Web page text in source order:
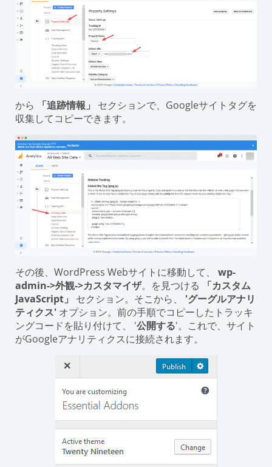
から 「追跡情報」
セクションで、Googleサイトタグを
収集してコピーできます。
その後、WordPress Webサイトに移動して、 wp-
admin->外観->カスタマイザ。を見つける
「カスタム
JavaScript」
セクション。そこから、
'グーグルアナリ
ティクス' オプション。前の手順でコピーしたトラッキ
ングコードを貼り付けて、 '公開する'。これで、サイト
がGoogleアナリティクスに接続されます。